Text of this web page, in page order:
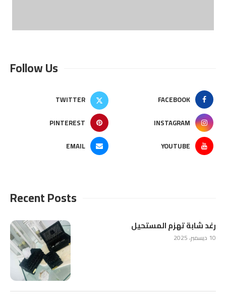
Follow Us
FACEBOOK
TWITTER
INSTAGRAM
PINTEREST
YOUTUBE
EMAIL
Recent Posts
رغد شابة تهزم المستحيل
10 ديسمبر، 2025